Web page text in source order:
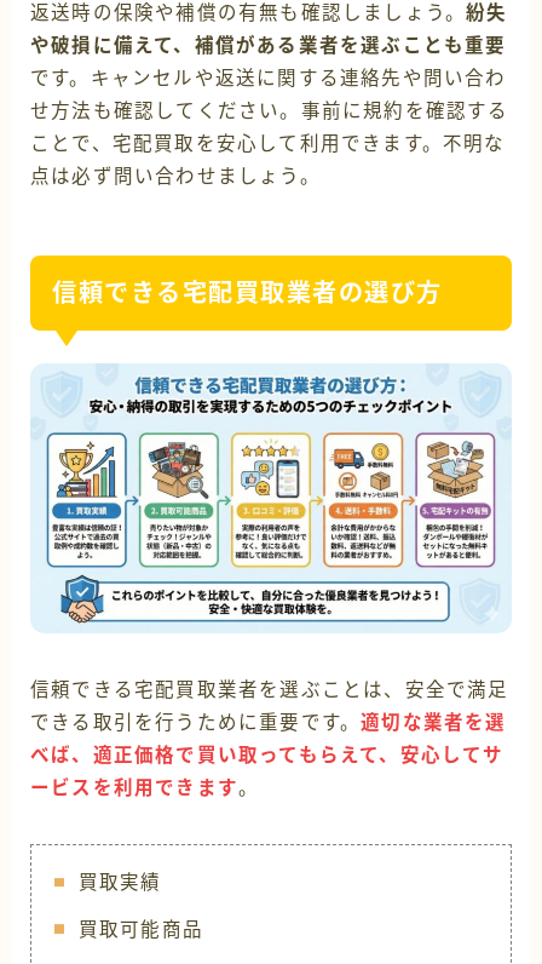
返送時の保険や補償の有無も確認しましょう。紛失
や破損に備えて、補償がある業者を選ぶことも重要
です。キャンセルや返送に関する連絡先や問い合わ
せ方法も確認してください。事前に規約を確認する
ことで、宅配買取を安心して利用できます。不明な
点は必ず問い合わせましょう。
信頼できる宅配買取業者の選び方
信頼できる宅配買取業者を選ぶことは、安全で満足
できる取引を行うために重要です。適切な業者を選
べば、適正価格で買い取ってもらえて、安心してサ
ービスを利用できます。
買取実績
買取可能商品